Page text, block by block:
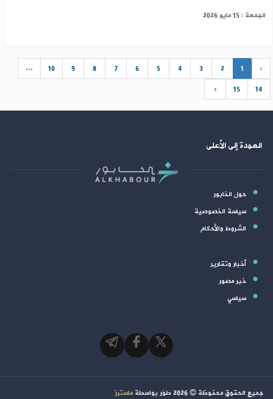
الجمعة : 15 مايو 2026
‹
1
2
3
4
5
6
7
8
9
10
...
14
15
›
العودة إلى الأعلى
حول الخابور
سياسة الخصوصية
الشروط والأحكام
أخبار وتقارير
خبر مصور
سياسي
جميع الحقوق محفوظة ©2026طوَر بواسطةماسترز